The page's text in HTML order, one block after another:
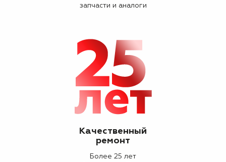
запчасти и аналоги
Качественный
ремонт
Более 25 лет